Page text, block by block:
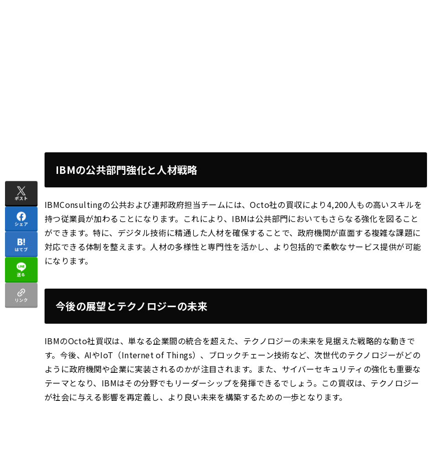
IBMの公共部門強化と人材戦略
IBMConsultingの公共および連邦政府担当チームには、Octo社の買収により4,200人もの高いスキルを
持つ従業員が加わることになります。これにより、IBMは公共部門においてもさらなる強化を図ること
ができます。特に、デジタル技術に精通した人材を確保することで、政府機関が直面する複雑な課題に
対応できる体制を整えます。人材の多様性と専門性を活かし、より包括的で柔軟なサービス提供が可能
になります。
今後の展望とテクノロジーの未来
IBMのOcto社買収は、単なる企業間の統合を超えた、テクノロジーの未来を見据えた戦略的な動きで
す。今後、AIやIoT（Internet of Things）、ブロックチェーン技術など、次世代のテクノロジーがどの
ように政府機関や企業に実装されるのかが注目されます。また、サイバーセキュリティの強化も重要な
テーマとなり、IBMはその分野でもリーダーシップを発揮できるでしょう。この買収は、テクノロジー
が社会に与える影響を再定義し、より良い未来を構築するための一歩となります。
ポスト
シェア
はてブ
送る
リンク